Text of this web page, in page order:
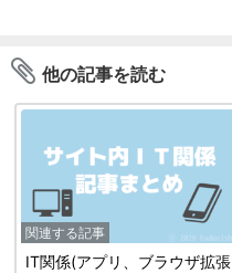
他の記事を読む
関連する記事
IT関係(アプリ、ブラウザ拡張